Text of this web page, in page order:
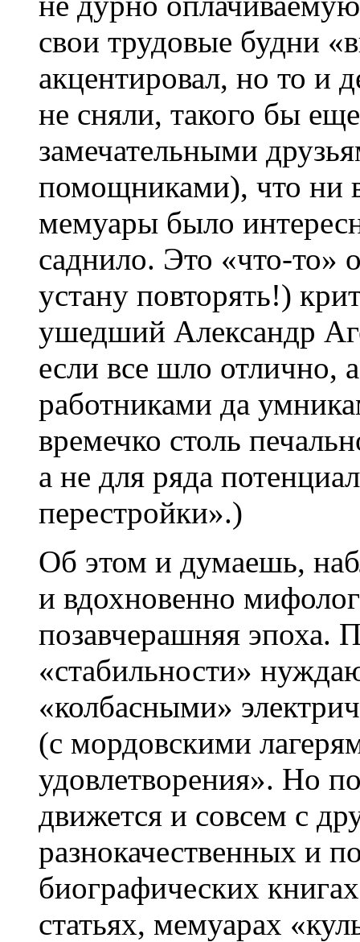
свои трудовые будни
акцентировал, но то и
не сняли, такого бы
замечательными
помощниками), что ни в
мемуары было
саднило. Это «что-то»
устану повторять!)
ушедший Александр
если все шло отлично,
работниками да
времечко столь
а не для ряда
перестройки».)
Об этом и думаешь,
и вдохновенно
позавчерашняя эпоха.
«стабильности»
«колбасными»
(с мордовскими
удовлетворения». Но
движется и совсем с
разнокачественных и
биографических
статьях, мемуарах